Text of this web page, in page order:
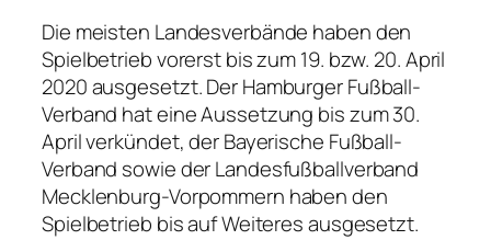
Die meisten Landesverbände haben den
Spielbetrieb vorerst bis zum 19. bzw. 20. April
2020 ausgesetzt. Der Hamburger Fußball-
Verband hat eine Aussetzung bis zum 30.
April verkündet, der Bayerische Fußball-
Verband sowie der Landesfußballverband
Mecklenburg-Vorpommern haben den
Spielbetrieb bis auf Weiteres ausgesetzt.